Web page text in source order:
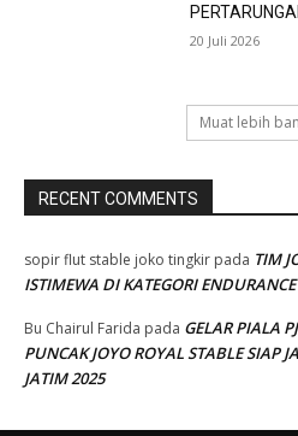
20 Juli 2026
Muat lebih
RECENT COMMENTS
sopir flut stable joko tingkir pada TIM
ISTIMEWA DI KATEGORI ENDURANCE
Bu Chairul Farida pada GELAR PIALA
PUNCAK JOYO ROYAL STABLE SIAP
JATIM 2025